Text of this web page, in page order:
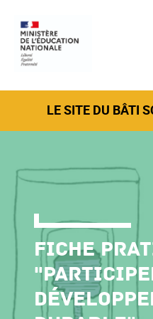
LE SITE DU BÂTI
Fiche